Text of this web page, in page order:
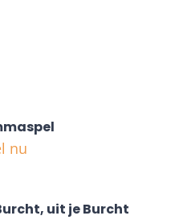
nu
uit je Burcht